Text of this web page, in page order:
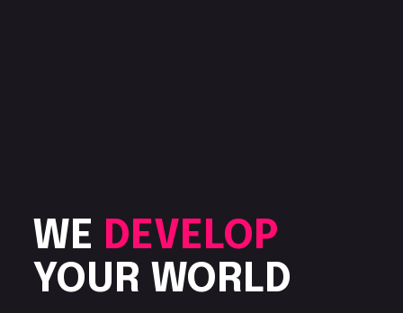
WE DEVELOP
YOUR WORLD